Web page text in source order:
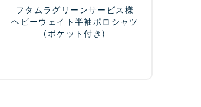
フタムラグリーンサービス様
ヘビーウェイト半袖ポロシャツ
(ポケット付き)